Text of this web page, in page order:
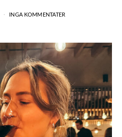
INGA KOMMENTATER